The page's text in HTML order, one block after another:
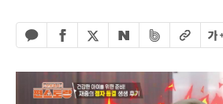
카카오톡 공유하기
페이스북 공유하기
엑스 공유하기
네이버 공유하기
밴드 공유하기
URL복글